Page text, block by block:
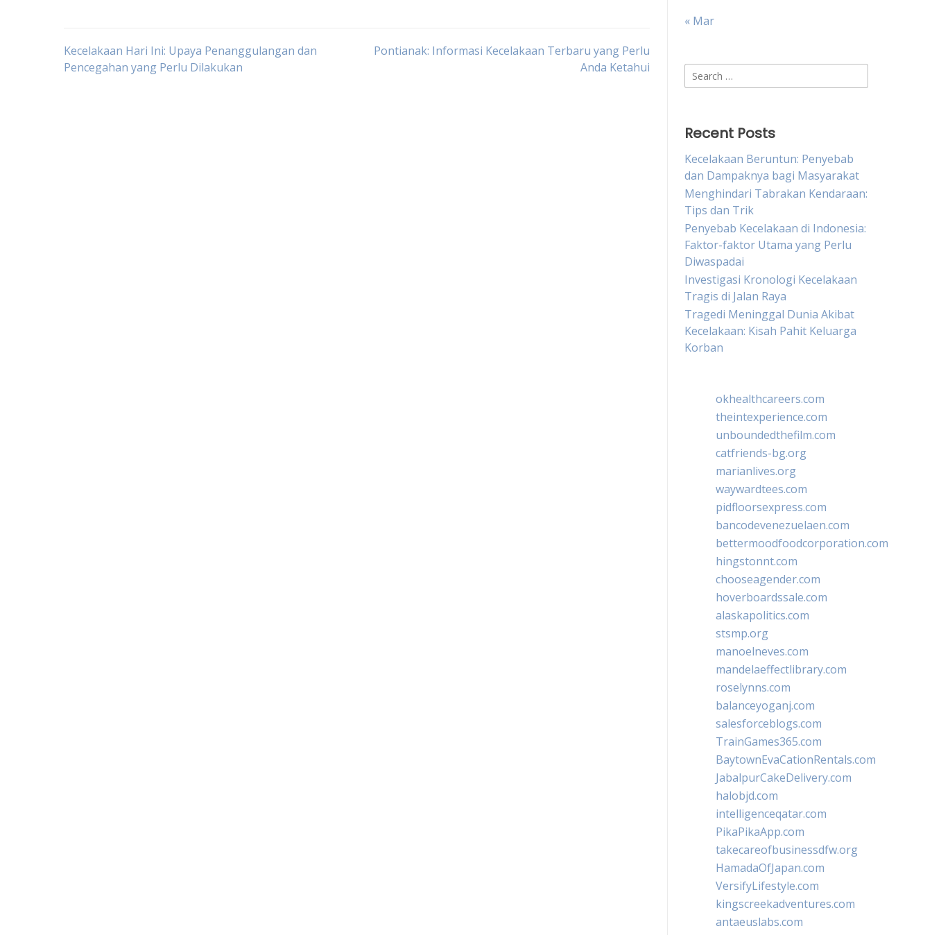
Post
Kecelakaan Hari Ini: Upaya Penanggulangan dan
Pencegahan yang Perlu Dilakukan
Pontianak: Informasi Kecelakaan Terbaru yang Perlu
Anda Ketahui
« Mar
Search
for:
Recent Posts
Kecelakaan Beruntun: Penyebab
dan Dampaknya bagi Masyarakat
Menghindari Tabrakan Kendaraan:
Tips dan Trik
Penyebab Kecelakaan di Indonesia:
Faktor-faktor Utama yang Perlu
Diwaspadai
Investigasi Kronologi Kecelakaan
Tragis di Jalan Raya
Tragedi Meninggal Dunia Akibat
Kecelakaan: Kisah Pahit Keluarga
Korban
okhealthcareers.com
theintexperience.com
unboundedthefilm.com
catfriends-bg.org
marianlives.org
waywardtees.com
pidfloorsexpress.com
bancodevenezuelaen.com
bettermoodfoodcorporation.com
hingstonnt.com
chooseagender.com
hoverboardssale.com
alaskapolitics.com
stsmp.org
manoelneves.com
mandelaeffectlibrary.com
roselynns.com
balanceyoganj.com
salesforceblogs.com
TrainGames365.com
BaytownEvaCationRentals.com
JabalpurCakeDelivery.com
halobjd.com
intelligenceqatar.com
PikaPikaApp.com
takecareofbusinessdfw.org
HamadaOfJapan.com
VersifyLifestyle.com
kingscreekadventures.com
antaeuslabs.com